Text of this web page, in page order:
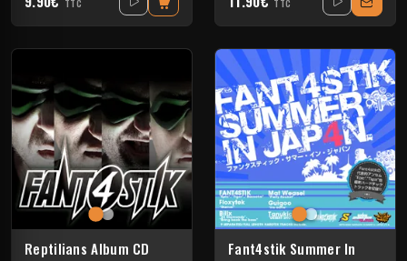
TTC TTC
Reptilians Album CD
Fant4stik Summer In